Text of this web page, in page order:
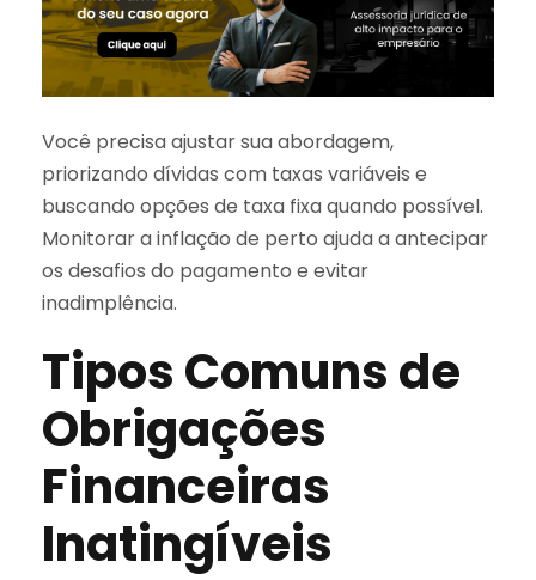
Você precisa ajustar sua abordagem,
priorizando dívidas com taxas variáveis e
buscando opções de taxa fixa quando possível.
Monitorar a inflação de perto ajuda a antecipar
os desafios do pagamento e evitar
inadimplência.
Tipos Comuns de
Obrigações
Financeiras
Inatingíveis